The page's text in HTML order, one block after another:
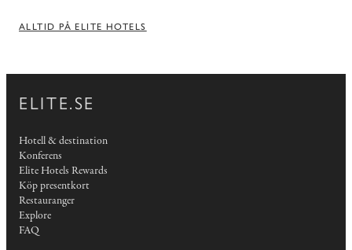
ALLTID PÅ ELITE HOTELS
ELITE.SE
Hotell & destination
Konferens
Elite Hotels Rewards
Köp presentkort
Restauranger
Explore
FAQ